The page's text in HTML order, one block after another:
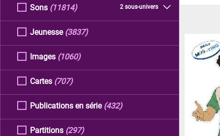
Sons 2 sous-univers
(11814)
Jeunesse (3837)
Images (1060)
Cartes (707)
Publications en série (432)
Partitions (297)